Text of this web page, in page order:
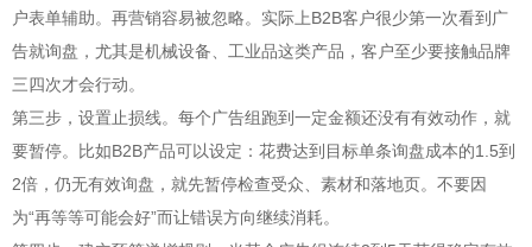
户表单辅助。再营销容易被忽略。实际上B2B客户很少第一次看到广
告就询盘，尤其是机械设备、工业品这类产品，客户至少要接触品牌
三四次才会行动。
第三步，设置止损线。每个广告组跑到一定金额还没有有效动作，就
要暂停。比如B2B产品可以设定：花费达到目标单条询盘成本的1.5到
2倍，仍无有效询盘，就先暂停检查受众、素材和落地页。不要因
为“再等等可能会好”而让错误方向继续消耗。